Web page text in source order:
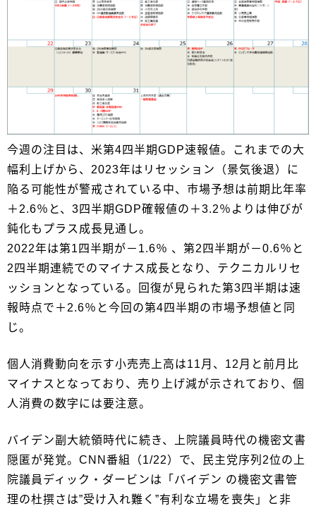
今週の注目は、米第4四半期GDP速報値。これまでの大
幅利上げから、2023年はリセッション（景気後退）に
陥る可能性が警戒されている中、市場予想は前期比年率
＋2.6％と、3四半期GDP確報値の＋3.2％よりは伸びが
鈍化もプラス成長見通し。
2022年は第1四半期が－1.6％ 、第2四半期が－0.6％と
2四半期連続でのマイナス成長となり、テクニカルリセ
ッションとなっている。回復が見られた第3四半期は速
報時点で＋2.6％と今回の第4四半期の市場予想値と同
じ。
個人消費動向を示す小売売上高は11月、12月と前月比
マイナスとなっており、売り上げ減が示されており、個
人消費の数字には要注意。
バイデン副大統領時代に続き、上院議員時代の機密文書
隠匿が発覚。CNN番組（1/22）で、民主党序列2位の上
院議員ディック・ダービンは「バイデン の機密文書管
理の杜撰さは”受け入れ難く”有利な立場を喪失」と非